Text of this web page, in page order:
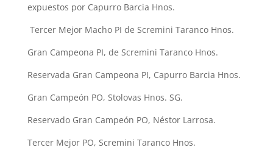
expuestos por Capurro Barcia Hnos.
Tercer Mejor Macho PI de Scremini Taranco Hnos.
Gran Campeona PI, de Scremini Taranco Hnos.
Reservada Gran Campeona PI, Capurro Barcia Hnos.
Gran Campeón PO, Stolovas Hnos. SG.
Reservado Gran Campeón PO, Néstor Larrosa.
Tercer Mejor PO, Scremini Taranco Hnos.